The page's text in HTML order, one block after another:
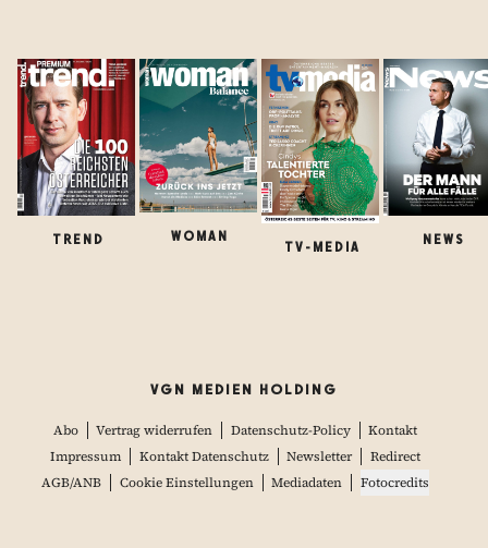
TREND WOMAN
TV-MEDIA
NEWS
VGN MEDIEN HOLDING
Abo Vertrag widerrufen Datenschutz-Policy
Kontakt
Impressum
Kontakt Datenschutz Newsletter
Redirect
AGB/ANB
Cookie Einstellungen Mediadaten Fotocredits